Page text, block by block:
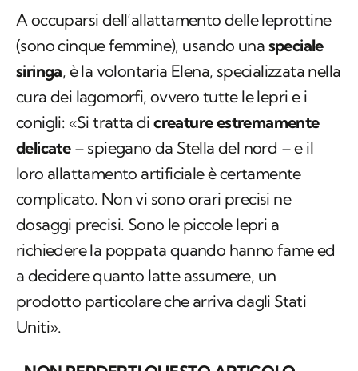
A occuparsi dell’allattamento delle leprottine
(sono cinque femmine), usando una speciale
siringa, è la volontaria Elena, specializzata nella
cura dei lagomorfi, ovvero tutte le lepri e i
conigli: «Si tratta dicreature estremamente
delicate– spiegano da Stella del nord – e il
loro allattamento artificiale è certamente
complicato. Non vi sono orari precisi ne
dosaggi precisi. Sono le piccole lepri a
richiedere la poppata quando hanno fame ed
a decidere quanto latte assumere, un
prodotto particolare che arriva dagli Stati
Uniti».